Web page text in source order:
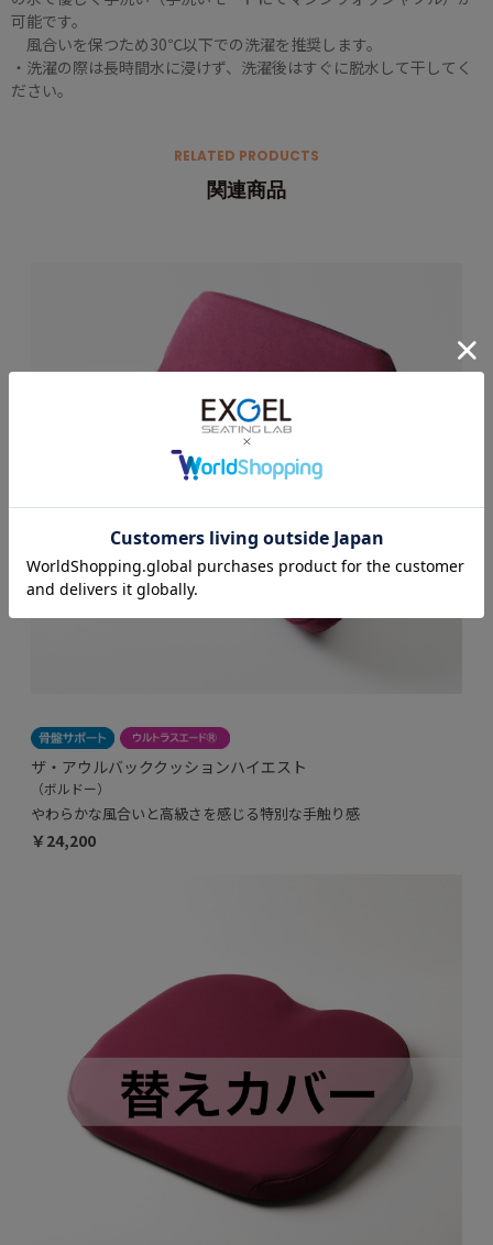
RELATED PRODUCTS
関連商品
ザ・アウルバッククッションハイエスト
（ボルドー）
やわらかな風合いと高級さを感じる特別な手触り感
￥24,200
可能です。
風合いを保つため30℃以下での洗濯を推奨します。
・洗濯の際は長時間水に浸けず、洗濯後はすぐに脱水して干してく
ださい。